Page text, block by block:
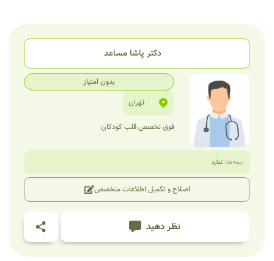
دکتر پاشا مساعد
بدون امتیاز
| تهران
فوق تخصص قلب کودکان
بیمه‌ها: ندارد
اصلاح و تکمیل اطلاعات متخصص
نظر دهید